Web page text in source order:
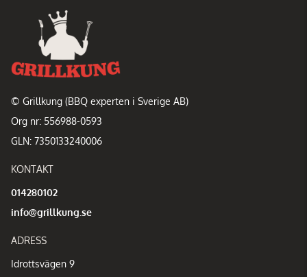
© Grillkung (BBQ experten i Sverige AB)
Org nr: 556988-0593
GLN: 7350133240006
KONTAKT
014280102
info@grillkung.se
ADRESS
Idrottsvägen 9